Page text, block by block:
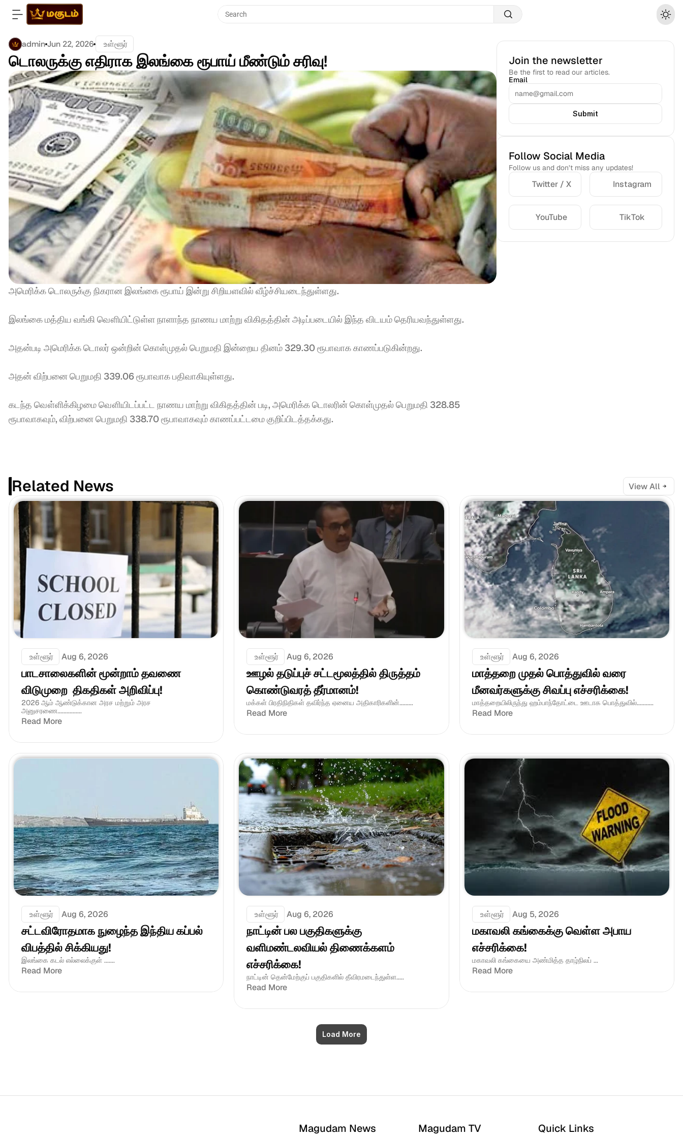
Search
adminJun 22, 2026 உள்ளூர்
டொலருக்கு எதிராக இலங்கை ரூபாய் மீண்டும் சரிவு!
அமெரிக்க டொலருக்கு நிகரான இலங்கை ரூபாய் இன்று சிறியளவில் வீழ்ச்சிய​டைந்துள்ளது.
இலங்கை மத்திய வங்கி வௌியிட்டுள்ள நாளாந்த நாணய மாற்று விகிதத்தின் அடிப்படையில் இந்த விடயம் தெரியவந்துள்ளது.
அதன்படி அமெரிக்க டொலர் ஒன்றின் கொள்முதல் பெறுமதி இன்றைய தினம் 329.30 ரூபாவாக காணப்படுகின்றது.
அதன் விற்பனை பெறுமதி 339.06 ரூபாவாக பதிவாகியுள்ளது.
கடந்த வௌ்ளிக்கிழமை வௌியிடப்பட்ட நாணய மாற்று விகிதத்தின் படி, அமெரிக்க டொலரின் கொள்முதல் பெறுமதி 328.85
ரூபாவாகவும், விற்பனை பெறுமதி 338.70 ரூபாவாகவும் காணப்பட்டமை குறிப்பிடத்தக்கது.
Join the newsletter
Be the first to read our articles.
Email
Submit
Follow Social Media
Follow us and don’t miss any updates!
Twitter / X Instagram
YouTube TikTok
Related News View All
உள்ளூர் Aug 6, 2026
பாடசாலைகளின் மூன்றாம் தவணை
விடுமுறை  திகதிகள் அறிவிப்பு!
2026 ஆம் ஆண்டுக்கான அரச மற்றும் அரச
அனுசரணை................
Read More
உள்ளூர் Aug 6, 2026
ஊழல் தடுப்புச் சட்டமூலத்தில் திருத்தம்
கொண்டுவரத் தீர்மானம்!
மக்கள் பிரதிநிதிகள் தவிர்ந்த ஏனைய அதிகாரிகளின்.........
Read More
உள்ளூர் Aug 6, 2026
மாத்தறை முதல் பொத்துவில் வரை
மீனவர்களுக்கு சிவப்பு எச்சரிக்கை!
மாத்தறையிலிருந்து ஹம்பாந்தோட்டை ஊடாக பொத்துவில்...........
Read More
உள்ளூர் Aug 6, 2026
சட்டவிரோதமாக நுழைந்த இந்திய கப்பல்
விபத்தில் சிக்கியது!
இலங்கை கடல் எல்லைக்குள் .......
Read More
உள்ளூர் Aug 6, 2026
நாட்டின் பல பகுதிகளுக்கு
வளிமண்டலவியல் திணைக்களம்
எச்சரிக்கை!
நாட்டின் தென்மேற்குப் பகுதிகளில் தீவிரமடைந்துள்ள.....
Read More
உள்ளூர் Aug 5, 2026
மகாவலி கங்கைக்கு வெள்ள அபாய
எச்சரிக்கை!
மகாவலி கங்கையை அண்மித்த தாழ்நிலப் ...
Read More
Load More
Magudam News Magudam TV Quick Links